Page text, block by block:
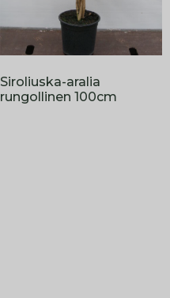
Siroliuska-aralia
rungollinen 100cm